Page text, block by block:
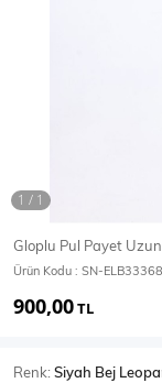
T-Shirt
Gloplu Pul Payet
Ürün Kodu : SN-ELB33368
900,00TL
Renk:Siyah Bej